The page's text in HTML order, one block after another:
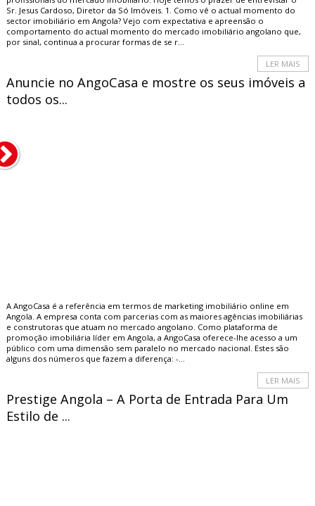
Sr. Jesus Cardoso, Diretor da Só Imóveis. 1. Como vê o actual momento do
sector imobiliário em Angola? Vejo com expectativa e apreensão o
comportamento do actual momento do mercado imobiliário angolano que,
por sinal, continua a procurar formas de se r...
LER MAIS
Anuncie no AngoCasa e mostre os seus imóveis a
todos os...
A AngoCasa é a referência em termos de marketing imobiliário online em
Angola. A empresa conta com parcerias com as maiores agências imobiliárias
e construtoras que atuam no mercado angolano. Como plataforma de
promoção imobiliária líder em Angola, a AngoCasa oferece-lhe acesso a um
público com uma dimensão sem paralelo no mercado nacional. Estes são
alguns dos números que fazem a diferença: -...
LER MAIS
Prestige Angola – A Porta de Entrada Para Um
Estilo de ...